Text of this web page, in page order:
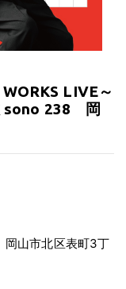
LIVE～
sono 238 岡
岡山市北区表町3丁